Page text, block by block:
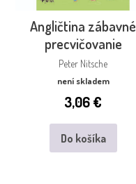
Angličtina zábavné
precvičovanie
Peter Nitsche
není skladem
3,06€
Do košíka